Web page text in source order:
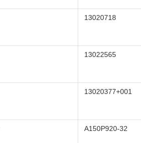
13020718
13022565
13020377+001
A150P920-32